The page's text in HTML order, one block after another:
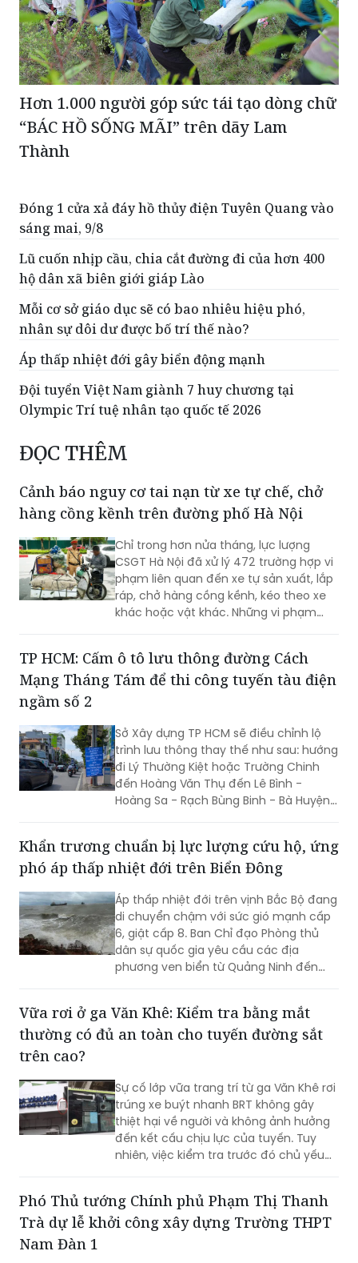
Hơn 1.000 người góp sức tái tạo dòng chữ
“BÁC HỒ SỐNG MÃI” trên dãy Lam
Thành
Đóng 1 cửa xả đáy hồ thủy điện Tuyên Quang vào
sáng mai, 9/8
Lũ cuốn nhịp cầu, chia cắt đường đi của hơn 400
hộ dân xã biên giới giáp Lào
Mỗi cơ sở giáo dục sẽ có bao nhiêu hiệu phó,
nhân sự dôi dư được bố trí thế nào?
Áp thấp nhiệt đới gây biển động mạnh
Đội tuyển Việt Nam giành 7 huy chương tại
Olympic Trí tuệ nhân tạo quốc tế 2026
ĐỌC THÊM
Cảnh báo nguy cơ tai nạn từ xe tự chế, chở
hàng cồng kềnh trên đường phố Hà Nội
Chỉ trong hơn nửa tháng, lực lượng
CSGT Hà Nội đã xử lý 472 trường hợp vi
phạm liên quan đến xe tự sản xuất, lắp
ráp, chở hàng cồng kềnh, kéo theo xe
khác hoặc vật khác. Những vi phạm
tuyến đường có mật độ phương tiện
cao.
TP HCM: Cấm ô tô lưu thông đường Cách
Mạng Tháng Tám để thi công tuyến tàu điện
ngầm số 2
Sở Xây dựng TP HCM sẽ điều chỉnh lộ
trình lưu thông thay thế như sau: hướng
đi Lý Thường Kiệt hoặc Trường Chinh
đến Hoàng Văn Thụ đến Lê Bình -
Hoàng Sa - Rạch Bùng Binh - Bà Huyện
Khẩn trương chuẩn bị lực lượng cứu hộ, ứng
phó áp thấp nhiệt đới trên Biển Đông
Áp thấp nhiệt đới trên vịnh Bắc Bộ đang
di chuyển chậm với sức gió mạnh cấp
6, giật cấp 8. Ban Chỉ đạo Phòng thủ
dân sự quốc gia yêu cầu các địa
phương ven biển từ Quảng Ninh đến
sàng lực lượng, phương tiện cứu hộ, cứu
nạn...
Vữa rơi ở ga Văn Khê: Kiểm tra bằng mắt
thường có đủ an toàn cho tuyến đường sắt
trên cao?
Sự cố lớp vữa trang trí từ ga Văn Khê rơi
trúng xe buýt nhanh BRT không gây
thiệt hại về người và không ảnh hưởng
đến kết cấu chịu lực của tuyến. Tuy
nhiên, việc kiểm tra trước đó chủ yếu
hạng mục chưa được đánh giá chuyên
sâu bằng máy móc, thiết bị chuyên
Phó Thủ tướng Chính phủ Phạm Thị Thanh
Trà dự lễ khởi công xây dựng Trường THPT
Nam Đàn 1